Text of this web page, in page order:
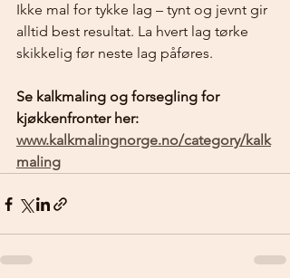
Ikke mal for tykke lag – tynt og jevnt gir
alltid best resultat. La hvert lag tørke
skikkelig før neste lag påføres.
Se kalkmaling og forsegling for
kjøkkenfronter her:
www.kalkmalingnorge.no/category/kalk
maling